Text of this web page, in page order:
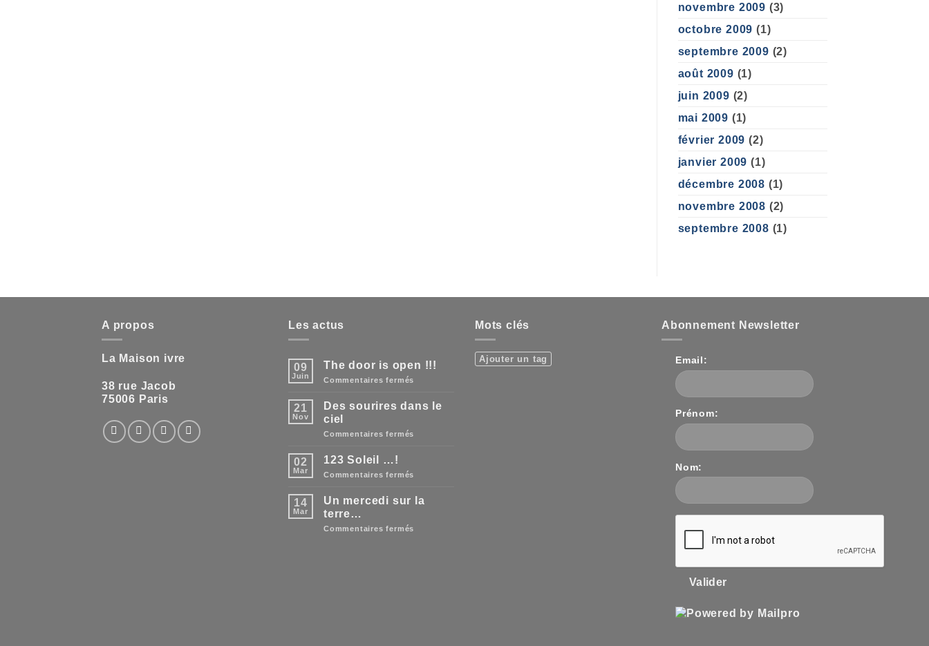
novembre 2009 (3)
octobre 2009 (1)
septembre 2009 (2)
août 2009 (1)
juin 2009 (2)
mai 2009 (1)
février 2009 (2)
janvier 2009 (1)
décembre 2008 (1)
novembre 2008 (2)
septembre 2008 (1)
A propos
La Maison ivre
38 rue Jacob
75006 Paris
Les actus
09
Juin
The door is open !!!
Commentaires fermés
is
21
Nov
Des sourires dans le
ciel
Commentaires fermés
02
Mar
123 Soleil …!
Commentaires fermés
…!
14
Mar
Un mercedi sur la
terre…
Commentaires fermés
Mots clés
Ajouter un tag
Abonnement Newsletter
Email:
Prénom:
Nom:
Valider